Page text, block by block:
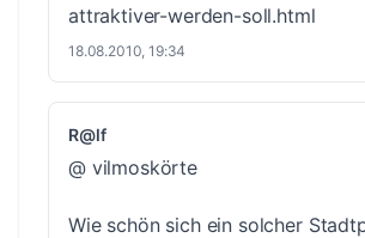
attraktiver-werden-soll.html
18.08.2010, 19:34
R@lf
@ vilmoskörte
Wie schön sich ein solcher